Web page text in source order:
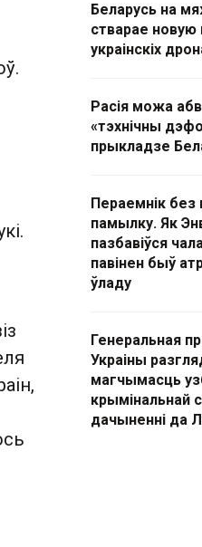
Беларусь на
стварае новую
украінскіх
Расія можа
«тэхнічны
прыкладзе
Пераемнік без
памылку. Як
пазбавіўся
павінен быў
ўладу
Генеральная
Украіны
магчымасць
крымінальнай
дачыненні да